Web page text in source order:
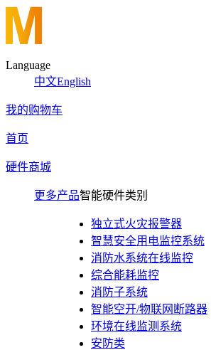
Language
中文English
我的购物车
首页
硬件商城
更多产品智能硬件类别
独立式火灾报警器
智慧安全用电监控系统
消防水系统在线监控
综合能耗监控
消防子系统
智能空开/物联网断路器
环境在线监测系统
安防类